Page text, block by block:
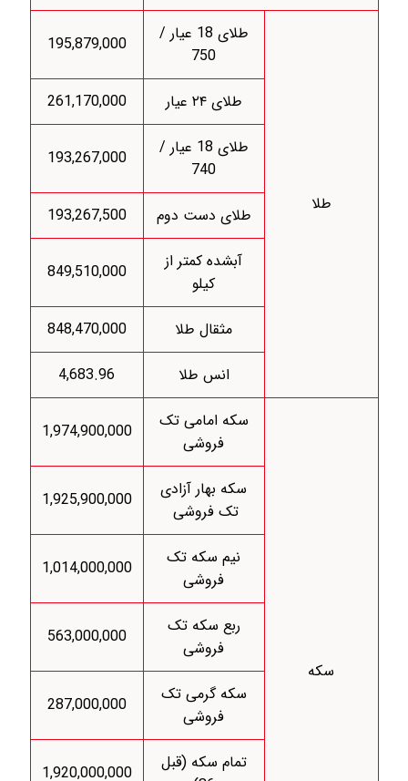
طلا
طلای 18 عیار /
750
195,879,000
طلای ۲۴ عیار
261,170,000
طلای 18 عیار /
740
193,267,000
طلای دست دوم
193,267,500
آبشده کمتر از
کیلو
849,510,000
مثقال طلا
848,470,000
انس طلا
4,683.96
سکه
سکه امامی تک
فروشی
1,974,900,000
سکه بهار آزادی
تک فروشی
1,925,900,000
نیم سکه تک
فروشی
1,014,000,000
ربع سکه تک
فروشی
563,000,000
سکه گرمی تک
فروشی
287,000,000
تمام سکه (قبل
1,920,000,000